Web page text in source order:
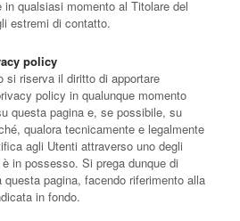
qualsiasi momento al Titolare del
estremi di contatto.
policy
si riserva il diritto di apportare
policy in qualunque momento
questa pagina e, se possibile, su
qualora tecnicamente e legalmente
agli Utenti attraverso uno degli
in possesso. Si prega dunque di
pagina, facendo riferimento alla
in fondo.